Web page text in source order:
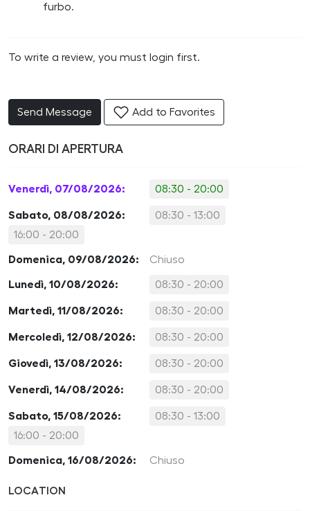
furbo.
To write a review, you must login first.
Send Message Add to Favorites
ORARI DI APERTURA
Venerdì, 07/08/2026: 08:30 - 20:00
Sabato, 08/08/2026:
08:30 - 13:00
16:00 - 20:00
Domenica, 09/08/2026: Chiuso
Lunedì, 10/08/2026: 08:30 - 20:00
Martedì, 11/08/2026: 08:30 - 20:00
Mercoledì, 12/08/2026: 08:30 - 20:00
Giovedì, 13/08/2026: 08:30 - 20:00
Venerdì, 14/08/2026: 08:30 - 20:00
Sabato, 15/08/2026:
08:30 - 13:00
16:00 - 20:00
Domenica, 16/08/2026: Chiuso
LOCATION